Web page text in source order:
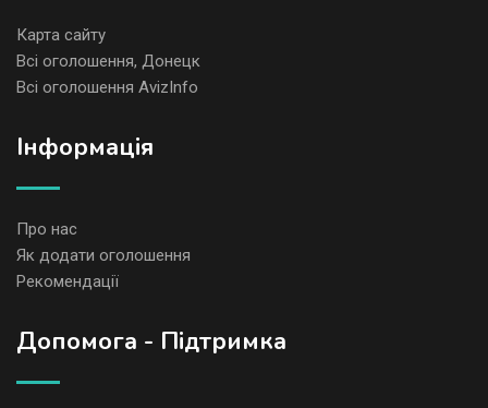
Карта сайту
Всі оголошення, Донецк
Всі оголошення AvizInfo
Iнформація
Про нас
Як додати оголошення
Рекомендації
Допомога - Підтримка